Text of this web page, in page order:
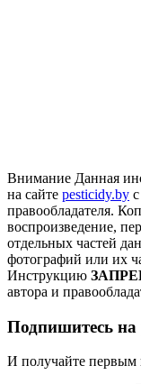
Внимание Данная
на сайте pesticidy.by
правообладателя.
воспроизведение,
отдельных частей
фотографий или их
Инструкцию
автора и
Подпишитесь на
И получайте первым